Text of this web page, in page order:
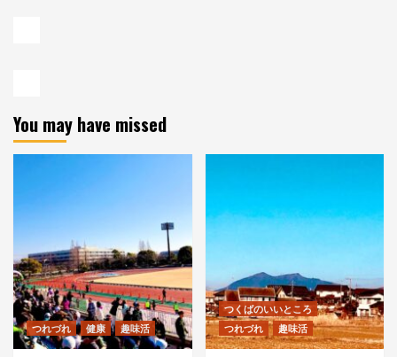
You may have missed
つれづれ 健康 趣味活
つくばのいいところ
つれづれ
趣味活